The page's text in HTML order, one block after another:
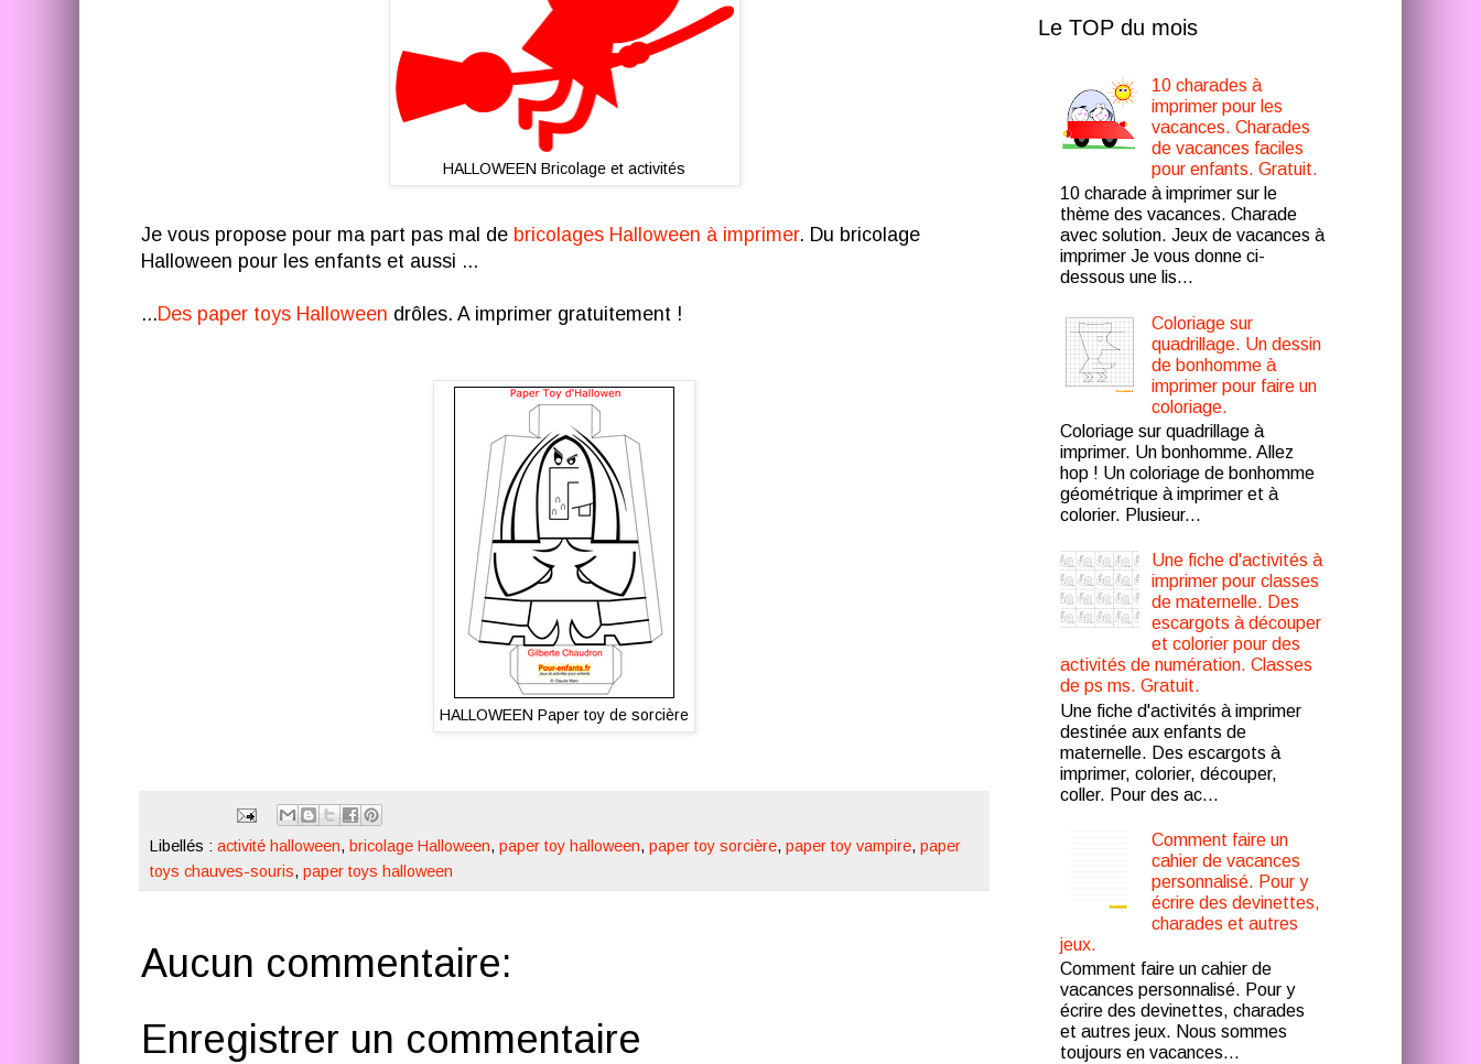
HALLOWEEN Bricolage et activités
Je vous propose pour ma part pas mal de bricolages Halloween à imprimer. Du bricolage
Halloween pour les enfants et aussi ...
...Des paper toys Halloween drôles. A imprimer gratuitement !
HALLOWEEN Paper toy de sorcière
Libellés : activité halloween, bricolage Halloween, paper toy halloween, paper toy sorcière, paper toy vampire, paper
toys chauves-souris, paper toys halloween
Aucun commentaire:
Enregistrer un commentaire
Le TOP du mois
10 charades à
imprimer pour les
vacances. Charades
de vacances faciles
pour enfants. Gratuit.
10 charade à imprimer sur le
thème des vacances. Charade
avec solution. Jeux de vacances à
imprimer Je vous donne ci-
dessous une lis...
Coloriage sur
quadrillage. Un dessin
de bonhomme à
imprimer pour faire un
coloriage.
Coloriage sur quadrillage à
imprimer. Un bonhomme. Allez
hop ! Un coloriage de bonhomme
géométrique à imprimer et à
colorier. Plusieur...
Une fiche d'activités à
imprimer pour classes
de maternelle. Des
escargots à découper
et colorier pour des
activités de numération. Classes
de ps ms. Gratuit.
Une fiche d'activités à imprimer
destinée aux enfants de
maternelle. Des escargots à
imprimer, colorier, découper,
coller. Pour des ac...
Comment faire un
cahier de vacances
personnalisé. Pour y
écrire des devinettes,
charades et autres
jeux.
Comment faire un cahier de
vacances personnalisé. Pour y
écrire des devinettes, charades
et autres jeux. Nous sommes
toujours en vacances...